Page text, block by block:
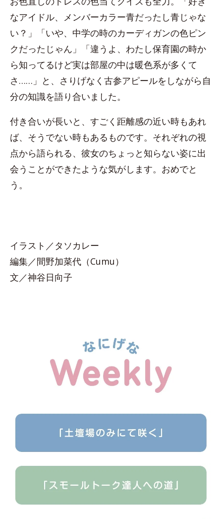
なアイドル、メンバーカラー青だったし青じゃな
い？」「いや、中学の時のカーディガンの色ピン
クだったじゃん」「違うよ、わたし保育園の時か
ら知ってるけど実は部屋の中は暖色系が多くて
さ……」と、さりげなく古参アピールをしながら自
分の知識を語り合いました。
付き合いが長いと、すごく距離感の近い時もあれ
ば、そうでない時もあるものです。それぞれの視
点から語られる、彼女のちょっと知らない姿に出
会うことができたような気がします。おめでと
う。
イラスト／タソカレー
編集／間野加菜代（Cumu）
文／神谷日向子